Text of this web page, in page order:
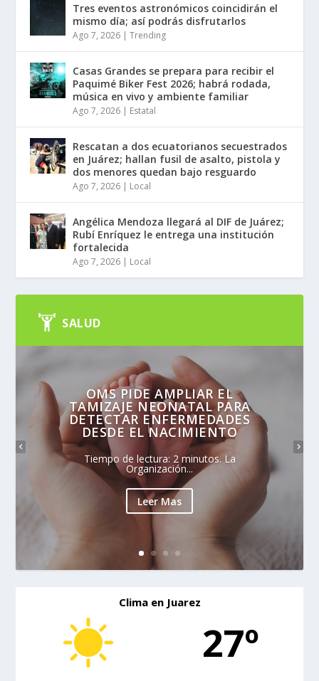
Tres eventos astronómicos coincidirán el
mismo día; así podrás disfrutarlos
Ago 7, 2026 |Trending
Casas Grandes se prepara para recibir el
Paquimé Biker Fest 2026; habrá rodada,
música en vivo y ambiente familiar
Ago 7, 2026 | Estatal
Rescatan a dos ecuatorianos secuestrados
en Juárez; hallan fusil de asalto, pistola y
dos menores quedan bajo resguardo
Ago 7, 2026 | Local
Angélica Mendoza llegará al DIF de Juárez;
Rubí Enríquez le entrega una institución
fortalecida
Ago 7, 2026 | Local
SALUD
OMS PIDE AMPLIAR EL
TAMIZAJE NEONATAL PARA
DETECTAR ENFERMEDADES
DESDE EL NACIMIENTO
Tiempo de lectura: 2 minutos. La
Organización...
Leer Mas
Clima en Juarez
27º